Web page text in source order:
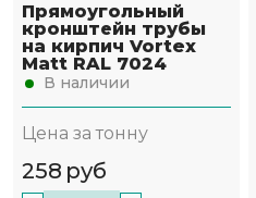
Прямоугольный
кронштейн трубы
на кирпич Vortex
Matt RAL 7024
В наличии
Цена за тонну
258 руб